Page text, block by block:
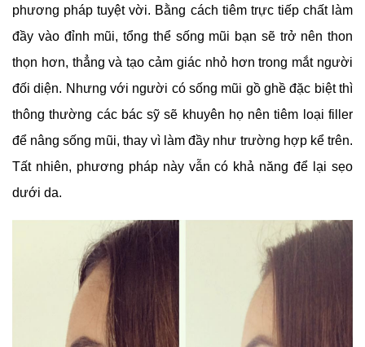
phương pháp tuyệt vời. Bằng cách tiêm trực tiếp chất làm
đầy vào đỉnh mũi, tổng thể sống mũi bạn sẽ trở nên thon
thọn hơn, thẳng và tạo cảm giác nhỏ hơn trong mắt người
đối diện. Nhưng với người có sống mũi gồ ghề đặc biệt thì
thông thường các bác sỹ sẽ khuyên họ nên tiêm loại filler
để nâng sống mũi, thay vì làm đầy như trường hợp kể trên.
Tất nhiên, phương pháp này vẫn có khả năng để lại sẹo
dưới da.